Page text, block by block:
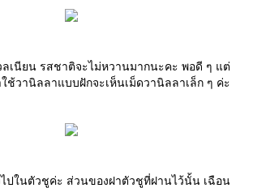
เนียน รสชาติจะไม่หวานมากนะคะ พอดี ๆ แต่
ช้วานิลลาแบบฝักจะเห็นเม็ดวานิลลาเล็ก ๆ ค่ะ
ปในตัวชูค่ะ ส่วนของฝาตัวชูที่ฝานไว้นั้น เฉือน